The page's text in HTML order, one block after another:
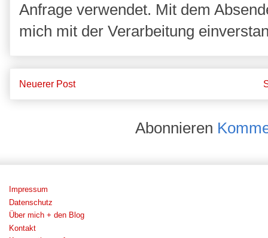
Anfrage verwendet. Mit dem
mich mit der Verarbeitung
Neuerer Post
Abonnieren
Impressum
Datenschutz
Über mich + den Blog
Kontakt